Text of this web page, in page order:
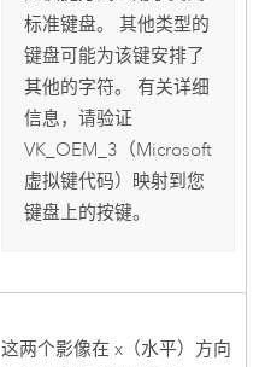
标准键盘。 其他类型的
键盘可能为该键安排了
其他的字符。 有关详细
信息，请验证
VK_OEM_3（Microsoft
虚拟键代码）映射到您
键盘上的按键。
这两个影像在 x（水平）方向